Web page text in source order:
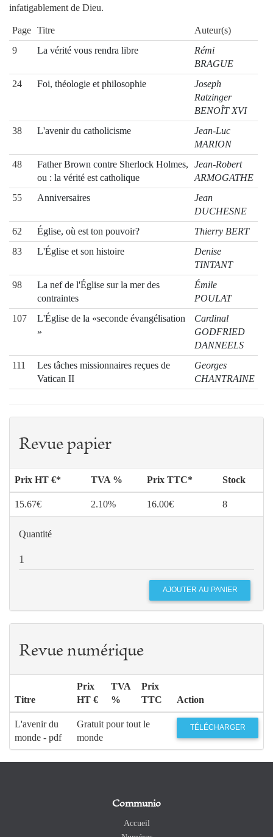
infatigablement de Dieu.
Page Titre
Auteur(s)
9
La vérité vous rendra libre
Rémi
BRAGUE
24
Foi, théologie et philosophie
Joseph
Ratzinger
BENOÎT XVI
38
L'avenir du catholicisme
Jean-Luc
MARION
48
Father Brown contre Sherlock Holmes,
ou : la vérité est catholique
Jean-Robert
ARMOGATHE
55
Anniversaires
Jean
DUCHESNE
62
Église, où est ton pouvoir?
Thierry BERT
83
L'Église et son histoire
Denise
TINTANT
98
La nef de l'Église sur la mer des
contraintes
Émile
POULAT
107
L'Église de la «seconde évangélisation
»
Cardinal
GODFRIED
DANNEELS
111
Les tâches missionnaires reçues de
Vatican II
Georges
CHANTRAINE
127
La fête de saint Opportun
Jean Maurice
135
Préparer ses chemins
Dominique
PONNAU
140
Sur le dialogue du juif et du chrétien
Thomas F.
153
Misère de la poésie
166
COSTANTINI
Algirdas Julien
172
Psychanalyse et religion
Alain
BONFAND ET
CARRAUD
193
Ce Numéro
Rémi
Revue papier
Prix HT €* TVA % Prix TTC* Stock
15.67€ 2.10% 16.00€ 8
Quantité
Revue numérique
Titre
Prix
HT €
TVA
%
Prix
TTC
Action
L'avenir du
monde - pdf
Gratuit pour tout le
monde
TÉLÉCHARGER
Communio
Accueil